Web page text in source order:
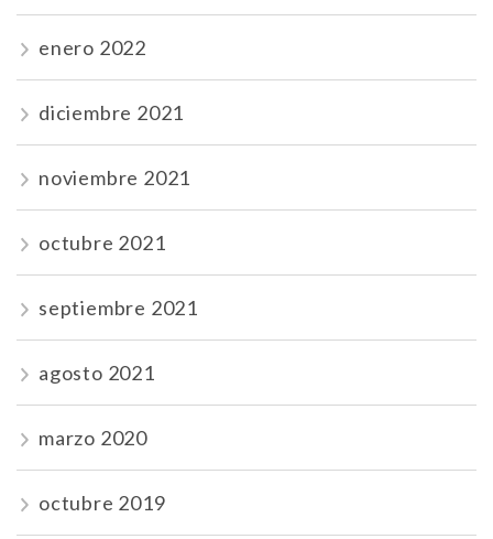
enero 2022
diciembre 2021
noviembre 2021
octubre 2021
septiembre 2021
agosto 2021
marzo 2020
octubre 2019